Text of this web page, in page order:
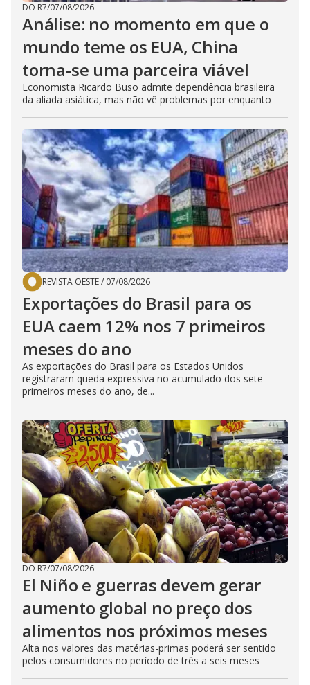
DO R7/07/08/2026
Análise: no momento em que o
mundo teme os EUA, China
torna-se uma parceira viável
Economista Ricardo Buso admite dependência brasileira
da aliada asiática, mas não vê problemas por enquanto
REVISTA OESTE/ 07/08/2026
Exportações do Brasil para os
EUA caem 12% nos 7 primeiros
meses do ano
As exportações do Brasil para os Estados Unidos
registraram queda expressiva no acumulado dos sete
primeiros meses do ano, de...
DO R7/07/08/2026
El Niño e guerras devem gerar
aumento global no preço dos
alimentos nos próximos meses
Alta nos valores das matérias-primas poderá ser sentido
pelos consumidores no período de três a seis meses